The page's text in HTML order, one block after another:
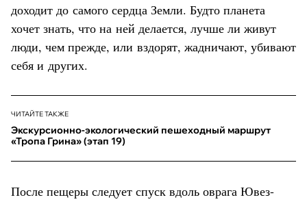
доходит до самого сердца Земли. Будто планета
хочет знать, что на ней делается, лучше ли живут
люди, чем прежде, или вздорят, жадничают, убивают
себя и других.
ЧИТАЙТЕ ТАКЖЕ
Экскурсионно-экологический пешеходный маршрут
«Тропа Грина» (этап 19)
После пещеры следует спуск вдоль оврага Ювез-